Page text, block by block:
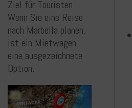
Ziel für Touristen.
Wenn Sie eine Reise
nach Marbella planen,
ist ein Mietwagen
eine ausgezeichnete
Option.